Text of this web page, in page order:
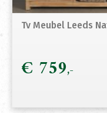
Tv Meubel Leeds
€ 759